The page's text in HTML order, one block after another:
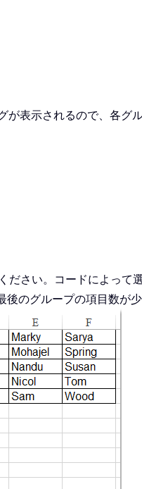
表示されるので、各グ
ださい。コードによって
のグループの項目数が